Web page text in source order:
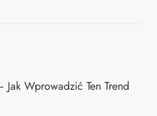
Wprowadzić Ten Trend